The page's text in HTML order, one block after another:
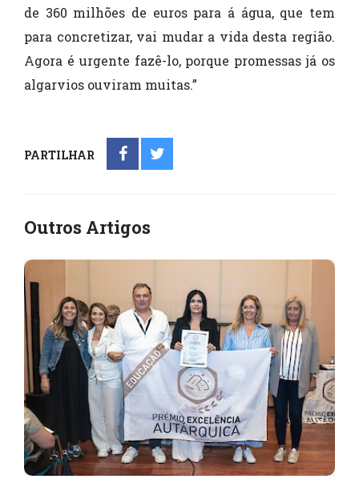
de 360 milhões de euros para á água, que tem
para concretizar, vai mudar a vida desta região.
Agora é urgente fazê-lo, porque promessas já os
algarvios ouviram muitas.”
PARTILHAR
Outros Artigos